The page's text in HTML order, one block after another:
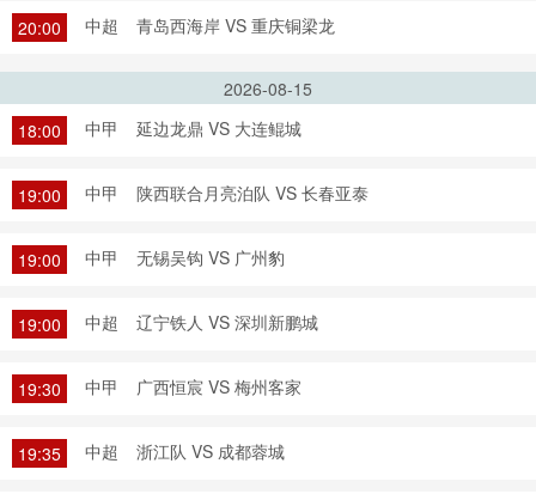
20:00 中超 青岛西海岸 VS 重庆铜梁龙
2026-08-15
18:00
中甲 延边龙鼎 VS 大连鲲城
19:00 中甲 陕西联合月亮泊队 VS 长春亚泰
19:00 中甲 无锡吴钩 VS 广州豹
19:00 中超 辽宁铁人 VS 深圳新鹏城
19:30 中甲 广西恒宸 VS 梅州客家
19:35 中超 浙江队 VS 成都蓉城